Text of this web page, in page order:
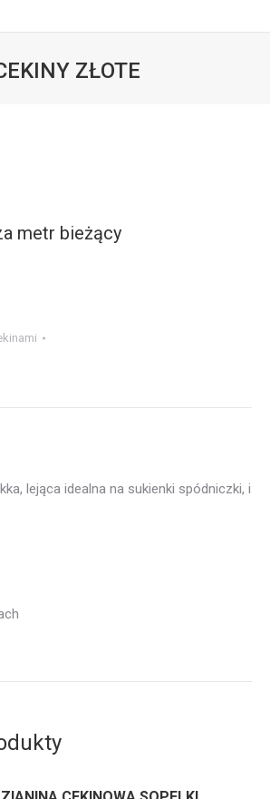
ZŁOTE
metr bieżący
lejąca idealna na sukienki spódniczki, i